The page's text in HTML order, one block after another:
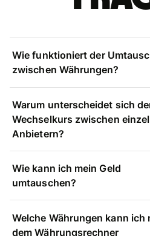
Wie funktioniert der
zwischen Währungen?
Warum unterscheidet sich
Wechselkurs zwischen
Anbietern?
Wie kann ich mein Geld
umtauschen?
Welche Währungen kann ich
dem Währungsrechner